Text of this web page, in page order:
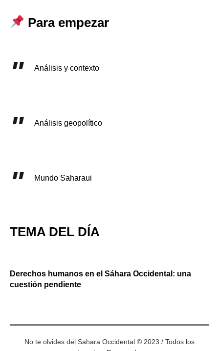
Para empezar
Análisis y contexto
Análisis geopolítico
Mundo Saharaui
TEMA DEL DÍA
Derechos humanos en el Sáhara Occidental: una
cuestión pendiente
No te olvides del Sahara Occidental © 2023 / Todos los